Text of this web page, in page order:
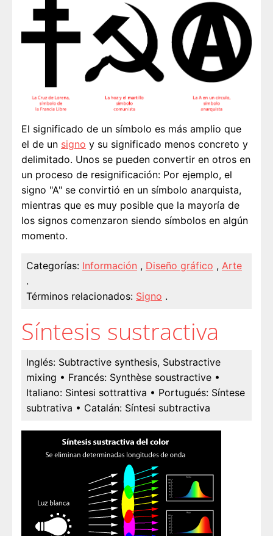
El significado de un símbolo es más amplio que
el de un signo y su significado menos concreto y
delimitado. Unos se pueden convertir en otros en
un proceso de resignificación: Por ejemplo, el
signo "A" se convirtió en un símbolo anarquista,
mientras que es muy posible que la mayoría de
los signos comenzaron siendo símbolos en algún
momento.
Categorías: Información , Diseño gráfico , Arte
.
Términos relacionados: Signo .
Síntesis sustractiva
Inglés: Subtractive synthesis, Substractive
mixing • Francés: Synthèse soustractive •
Italiano: Sintesi sottrattiva • Portugués: Síntese
subtrativa • Catalán: Síntesi subtractiva